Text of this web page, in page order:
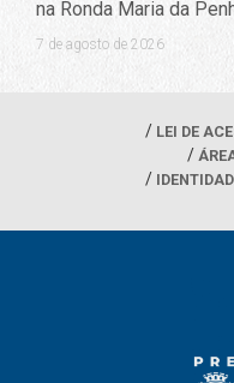
na Ronda Maria da
7 de agosto de 2026
LEI DE